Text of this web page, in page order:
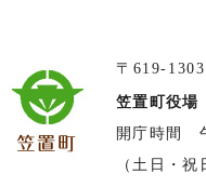
〒619-
笠置町役場
開庁時間
（土日・